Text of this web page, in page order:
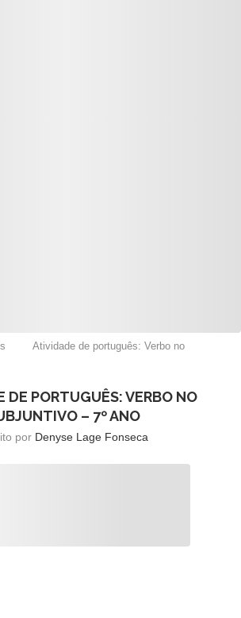
Atividade de português: Verbo no
DE PORTUGUÊS: VERBO NO
– 7º ANO
por Denyse Lage Fonseca